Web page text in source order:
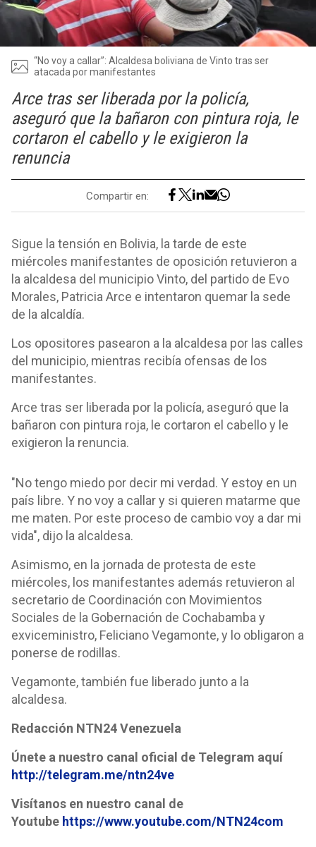
“No voy a callar”: Alcaldesa boliviana de Vinto tras ser
atacada por manifestantes
Arce tras ser liberada por la policía,
aseguró que la bañaron con pintura roja, le
cortaron el cabello y le exigieron la
renuncia
Compartir en:
Sigue la tensión en Bolivia, la tarde de este
miércoles manifestantes de oposición retuvieron a
la alcaldesa del municipio Vinto, del partido de Evo
Morales, Patricia Arce e intentaron quemar la sede
de la alcaldía.
Los opositores pasearon a la alcaldesa por las calles
del municipio, mientras recibía ofensas de los
manifestantes.
Arce tras ser liberada por la policía, aseguró que la
bañaron con pintura roja, le cortaron el cabello y le
exigieron la renuncia.
"No tengo miedo por decir mi verdad. Y estoy en un
país libre. Y no voy a callar y si quieren matarme que
me maten. Por este proceso de cambio voy a dar mi
vida", dijo la alcaldesa.
Asimismo, en la jornada de protesta de este
miércoles, los manifestantes además retuvieron al
secretario de Coordinación con Movimientos
Sociales de la Gobernación de Cochabamba y
exviceministro, Feliciano Vegamonte, y lo obligaron a
ponerse de rodillas.
Vegamonte, también fue liberado junto a la
alcaldesa.
Redacción NTN24 Venezuela
Únete a nuestro canal oficial de Telegram aquí
http://telegram.me/ntn24ve
Visítanos en nuestro canal de
Youtube https://www.youtube.com/NTN24com